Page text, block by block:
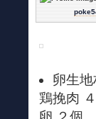
卵生
鶏挽肉